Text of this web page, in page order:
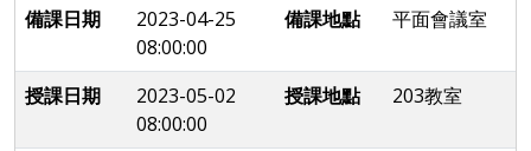
備課日期
2023-04-25
08:00:00
備課地點 平面會議室
授課日期
2023-05-02
08:00:00
授課地點 203教室